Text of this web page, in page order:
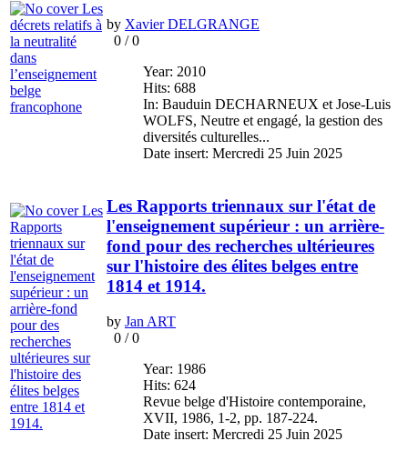
by Xavier DELGRANGE
0 /0
Year: 2010
Hits: 688
In: Bauduin DECHARNEUX et Jose-Luis
WOLFS, Neutre et engagé, la gestion des
diversités culturelles...
Date insert: Mercredi 25 Juin 2025
Les Rapports triennaux sur l'état de
l'enseignement supérieur : un arrière-
fond pour des recherches ultérieures
sur l'histoire des élites belges entre
1814 et 1914.
by Jan ART
0 /0
Year: 1986
Hits: 624
Revue belge d'Histoire contemporaine,
XVII, 1986, 1-2, pp. 187-224.
Date insert: Mercredi 25 Juin 2025